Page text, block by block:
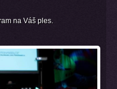
na Váš ples.